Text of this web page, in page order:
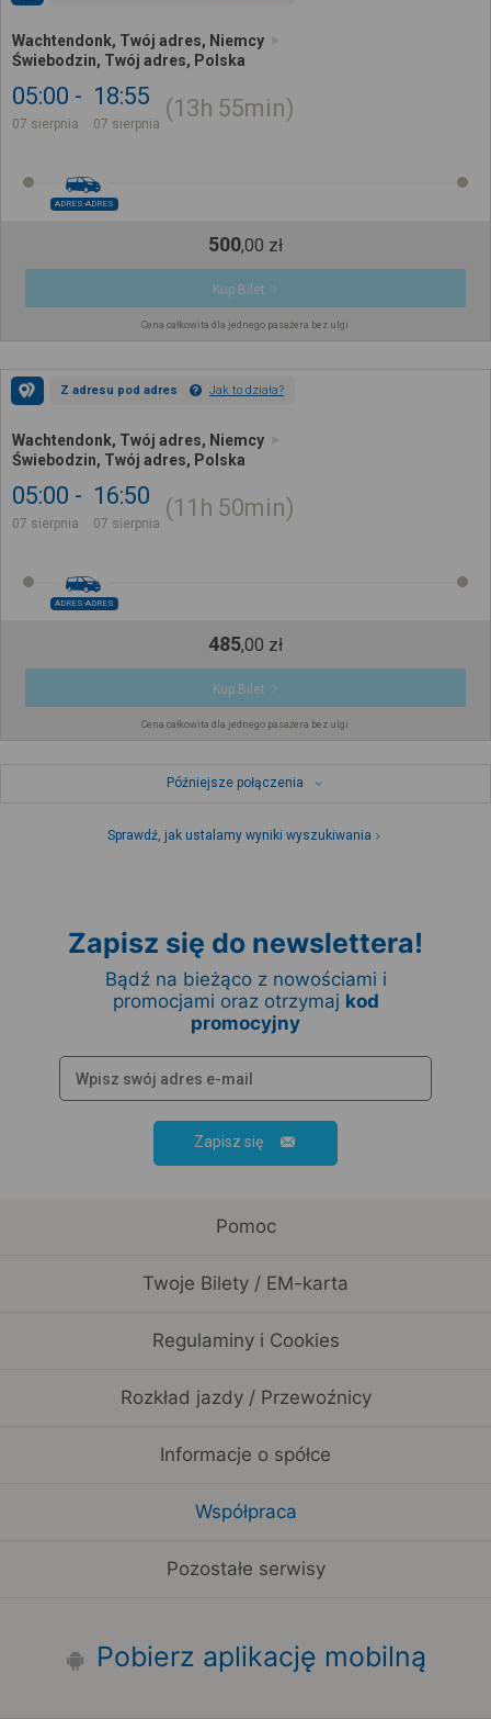
Wachtendonk, Twój adres, Niemcy
Świebodzin, Twój adres, Polska
05:00
07 sierpnia
18:55
07 sierpnia
13h 55min
ADRES-ADRES
500,00 zł
Kup Bilet
Cena całkowita dla jednego pasażera bez ulgi
Z adresu pod adres Jak to działa?
Wachtendonk, Twój adres, Niemcy
Świebodzin, Twój adres, Polska
05:00
07 sierpnia
16:50
07 sierpnia
11h 50min
ADRES-ADRES
485,00 zł
Kup Bilet
Cena całkowita dla jednego pasażera bez ulgi
Późniejsze połączenia
Sprawdź, jak ustalamy wyniki wyszukiwania
Zapisz się do newslettera!
Bądź na bieżąco z nowościami i
promocjami oraz otrzymaj kod
promocyjny
Zapisz się
Pomoc
Twoje Bilety / EM-karta
Regulaminy i Cookies
Rozkład jazdy / Przewoźnicy
Informacje o spółce
Współpraca
Pozostałe serwisy
Pobierz aplikację mobilną